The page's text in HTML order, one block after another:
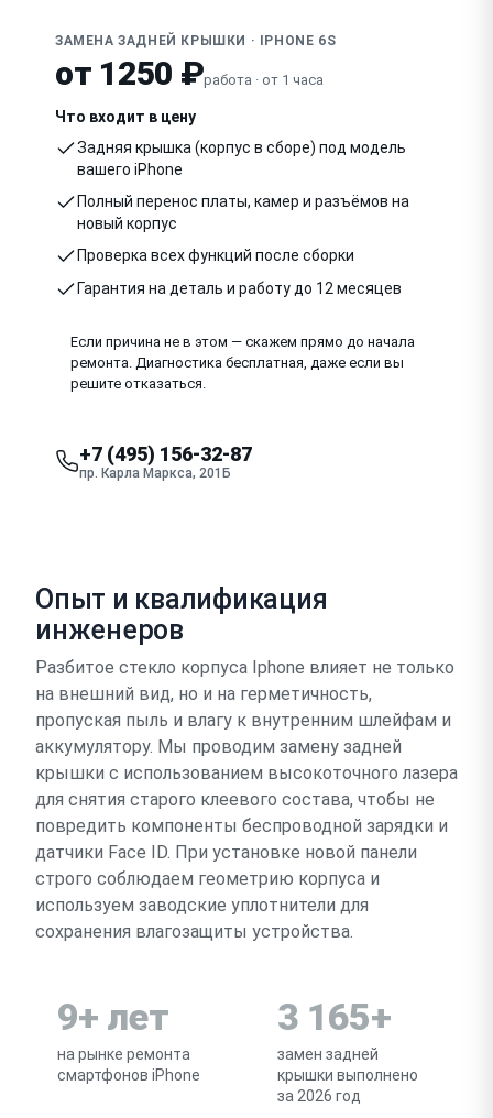
ЗАМЕНА ЗАДНЕЙ КРЫШКИ · IPHONE 6S
от 1250 ₽работа · от 1 часа
Что входит в цену
Задняя крышка (корпус в сборе) под модель
вашего iPhone
Полный перенос платы, камер и разъёмов на
новый корпус
Проверка всех функций после сборки
Гарантия на деталь и работу до 12 месяцев
Если причина не в этом — скажем прямо до начала
ремонта. Диагностика бесплатная, даже если вы
решите отказаться.
+7 (495) 156-32-87
пр. Карла Маркса, 201Б
Опыт и квалификация
инженеров
Разбитое стекло корпуса Iphone влияет не только
на внешний вид, но и на герметичность,
пропуская пыль и влагу к внутренним шлейфам и
аккумулятору. Мы проводим замену задней
крышки с использованием высокоточного лазера
для снятия старого клеевого состава, чтобы не
повредить компоненты беспроводной зарядки и
датчики Face ID. При установке новой панели
строго соблюдаем геометрию корпуса и
используем заводские уплотнители для
сохранения влагозащиты устройства.
9+ лет
на рынке ремонта
смартфонов iPhone
3 165+
замен задней
крышки выполнено
за 2026 год